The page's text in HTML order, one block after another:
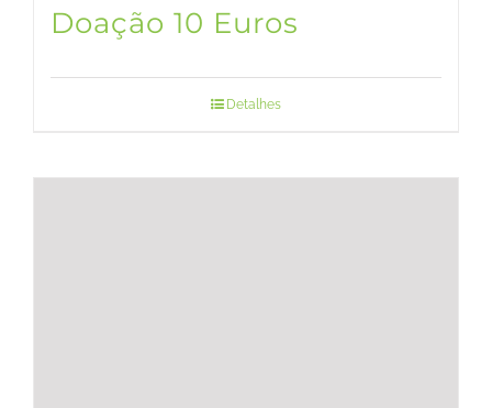
Doação 10 Euros
Detalhes